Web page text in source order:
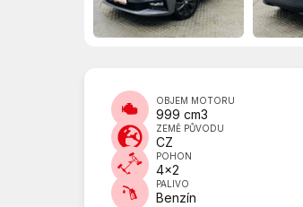
OBJEM MOTORU
999 cm3
ZEMĚ PŮVODU
CZ
POHON
4x2
PALIVO
Benzín